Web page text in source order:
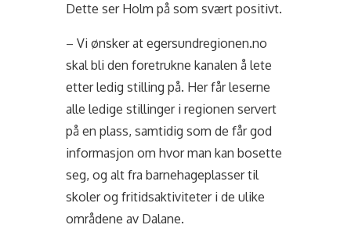
Dette ser Holm på som svært positivt.
– Vi ønsker at egersundregionen.no
skal bli den foretrukne kanalen å lete
etter ledig stilling på. Her får leserne
alle ledige stillinger i regionen servert
på en plass, samtidig som de får god
informasjon om hvor man kan bosette
seg, og alt fra barnehageplasser til
skoler og fritidsaktiviteter i de ulike
områdene av Dalane.